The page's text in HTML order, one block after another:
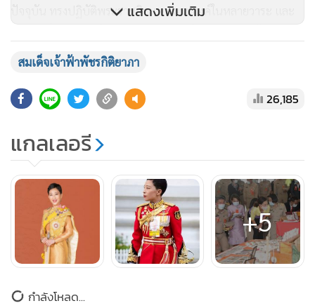
ปัจจุบัน ทรงปฏิบัติพระราชกิจแทนพระองค์ในหลายวาระ และ
ความเรียบร้อย แบ่งเบาพระราชภาระได้เป็นอันมาก เป็นที่ไว้วาง
พระราชหฤทัย
แสดงเพิ่มเติม
สมเด็จเจ้าฟ้าพัชรกิติยาภา
26,185
แกลเลอรี
+5
กำลังโหลด...